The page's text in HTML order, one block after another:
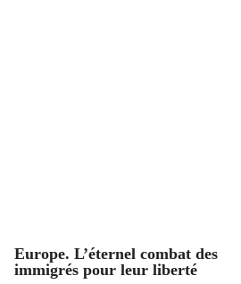
Europe. L’éternel combat des
immigrés pour leur liberté